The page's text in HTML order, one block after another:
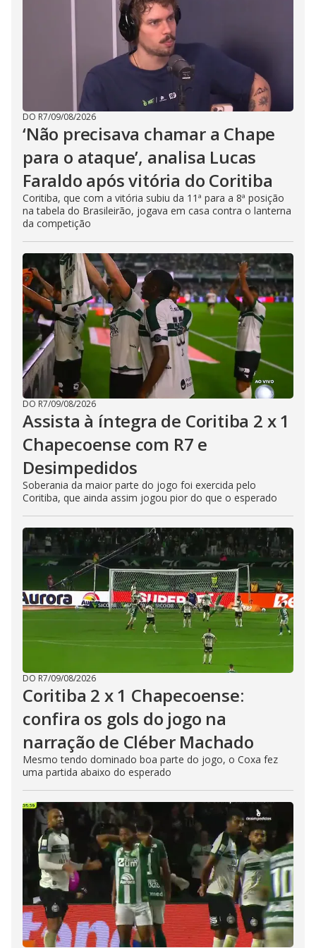
DO R7/09/08/2026
‘Não precisava chamar a Chape
para o ataque’, analisa Lucas
Faraldo após vitória do Coritiba
Coritiba, que com a vitória subiu da 11ª para a 8ª posição
na tabela do Brasileirão, jogava em casa contra o lanterna
da competição
DO R7/09/08/2026
Assista à íntegra de Coritiba 2 x 1
Chapecoense com R7 e
Desimpedidos
Soberania da maior parte do jogo foi exercida pelo
Coritiba, que ainda assim jogou pior do que o esperado
DO R7/09/08/2026
Coritiba 2 x 1 Chapecoense:
confira os gols do jogo na
narração de Cléber Machado
Mesmo tendo dominado boa parte do jogo, o Coxa fez
uma partida abaixo do esperado